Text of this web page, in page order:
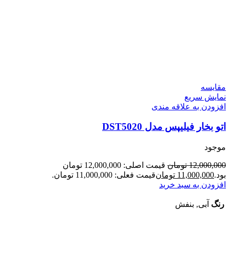
مقايسه
نمایش سریع
افزودن به علاقه مندی
اتو بخار فیلیپس مدل DST5020
موجود
12,000,000 تومان
قیمت اصلی: 12,000,000 تومان
بود.11,000,000 تومانقیمت فعلی: 11,000,000 تومان.
افزودن به سبد خرید
رنگ آبی, بنفش